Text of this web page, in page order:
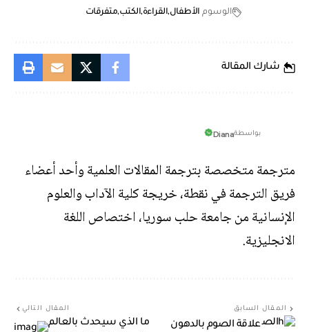
الوسوم الأطفالالقراءةالكتبمتفرقات
شارك المقالة
بواسطةDiana
مترجمة متخصصة بترجمة المقالات العلمية وأحد أعضاء
فريق الترجمة في نقطة، خريجة كلية الآداب والعلوم
الإنسانية من جامعة حلب سوريا، اختصاص اللغة
الانجليزية.
المقال السابق
علاقة الصوم بالدهون
المقال التالي
ما الذي سيحدث بالعالم